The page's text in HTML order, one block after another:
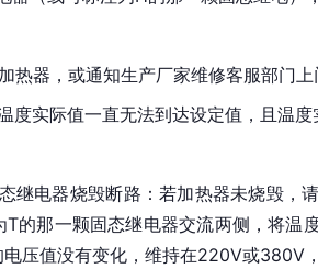
热器，或通知生产厂家维修客服部门上
度实际值一直无法到达设定值，且温
继电器烧毁断路：若加热器未烧毁，
T的那一颗固态继电器交流两侧，将
压值没有变化，维持在220V或380V